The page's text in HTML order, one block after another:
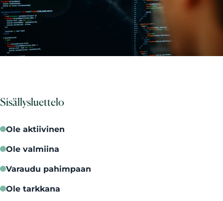
Sisällysluettelo
Ole aktiivinen
Ole valmiina
Varaudu pahimpaan
Ole tarkkana